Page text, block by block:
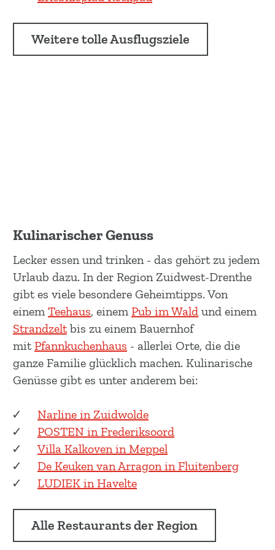
Weitere tolle Ausflugsziele
Kulinarischer Genuss
Lecker essen und trinken - das gehört zu jedem
Urlaub dazu. In der Region Zuidwest-Drenthe
gibt es viele besondere Geheimtipps. Von
einem Teehaus, einem Pub im Wald und einem
Strandzeltbis zu einem Bauernhof
mitPfannkuchenhaus - allerlei Orte, die die
ganze Familie glücklich machen. Kulinarische
Genüsse gibt es unter anderem bei:
Narline in Zuidwolde
POSTEN in Frederiksoord
Villa Kalkoven in Meppel
De Keuken van Arragon in Fluitenberg
LUDIEK in Havelte
Alle Restaurants der Region